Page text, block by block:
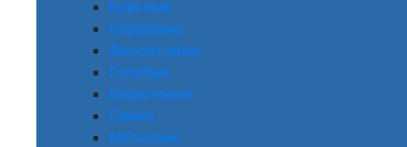
Красные
Бордовые
Фиолетовые
Голубые
Бирюзовые
Синие
Металлик